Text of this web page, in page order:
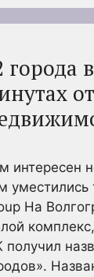
города
интересен
уместились
На